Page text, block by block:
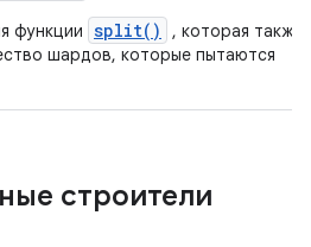
функции split()
, которая также
шардов, которые пытаются
строители